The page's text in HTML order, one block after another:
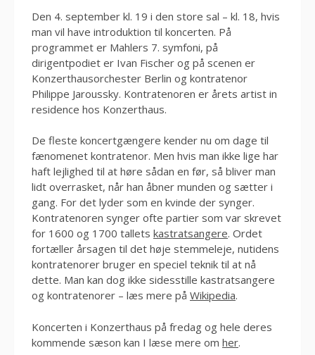
Den 4. september kl. 19 i den store sal – kl. 18, hvis
man vil have introduktion til koncerten. På
programmet er Mahlers 7. symfoni, på
dirigentpodiet er Ivan Fischer og på scenen er
Konzerthausorchester Berlin og kontratenor
Philippe Jaroussky. Kontratenoren er årets artist in
residence hos Konzerthaus.
De fleste koncertgængere kender nu om dage til
fænomenet kontratenor. Men hvis man ikke lige har
haft lejlighed til at høre sådan en før, så bliver man
lidt overrasket, når han åbner munden og sætter i
gang. For det lyder som en kvinde der synger.
Kontratenoren synger ofte partier som var skrevet
for 1600 og 1700 tallets kastratsangere. Ordet
fortæller årsagen til det høje stemmeleje, nutidens
kontratenorer bruger en speciel teknik til at nå
dette. Man kan dog ikke sidesstille kastratsangere
og kontratenorer – læs mere på Wikipedia.
Koncerten i Konzerthaus på fredag og hele deres
kommende sæson kan I læse mere om her.